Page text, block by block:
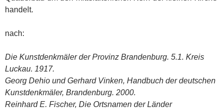
handelt.
nach:
Die Kunstdenkmäler der Provinz Brandenburg. 5.1. Kreis
Luckau. 1917.
Georg Dehio und Gerhard Vinken, Handbuch der deutschen
Kunstdenkmäler, Brandenburg. 2000.
Reinhard E. Fischer, Die Ortsnamen der Länder